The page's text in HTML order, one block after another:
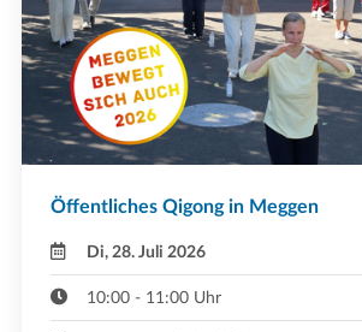
Öffentliches Qigong in Meggen
Di, 28. Juli 2026
10:00 - 11:00 Uhr